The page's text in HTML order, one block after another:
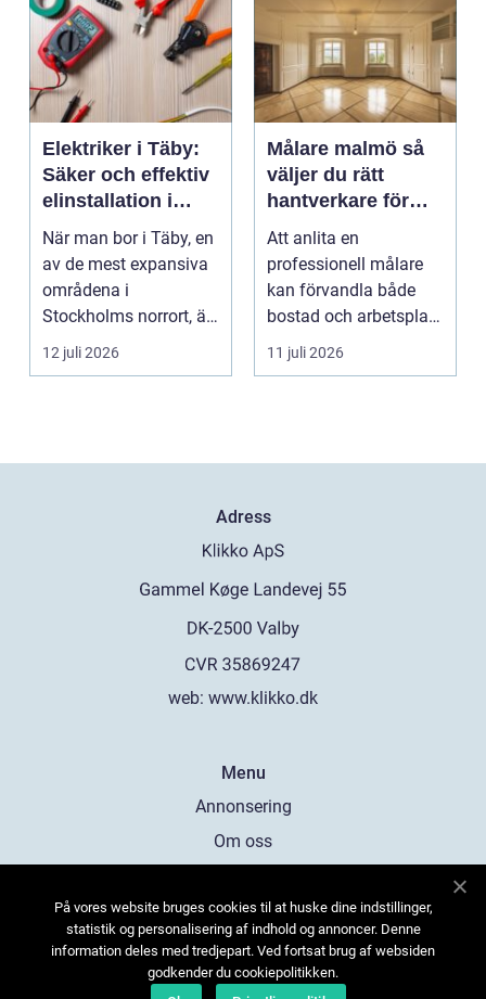
Elektriker i Täby:
Säker och effektiv
elinstallation i
norrort
När man bor i Täby, en
av de mest expansiva
områdena i
Stockholms norrort, är
b...
12 juli 2026
Målare malmö så
väljer du rätt
hantverkare för
hem och företag
Att anlita en
professionell målare
kan förvandla både
bostad och arbetsplats
på kort tid. Färger, yt...
11 juli 2026
Adress
web: www.klikko.dk
Menu
Annonsering
Om oss
Kontakta oss
Sitemap
På vores website bruges cookies til at huske dine indstillinger,
statistik og personalisering af indhold og annoncer. Denne
information deles med tredjepart. Ved fortsat brug af websiden
godkender du cookiepolitikken.